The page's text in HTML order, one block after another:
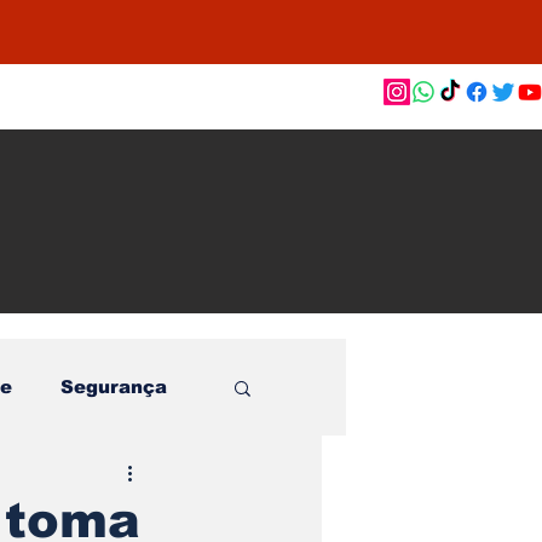
Segurança